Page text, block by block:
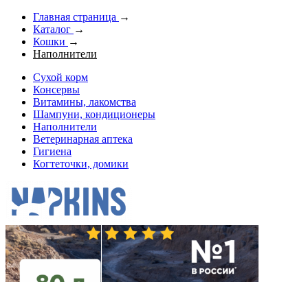
Главная страница →
Каталог →
Кошки →
Наполнители
Сухой корм
Консервы
Витамины, лакомства
Шампуни, кондиционеры
Наполнители
Ветеринарная аптека
Гигиена
Когтеточки, домики